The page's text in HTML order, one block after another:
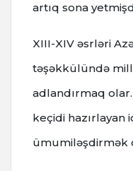
artıq sona
XIII-XIV əsrləri
təşəkkülündə
adlandırmaq
keçidi hazırlayan
ümumiləşdirmək